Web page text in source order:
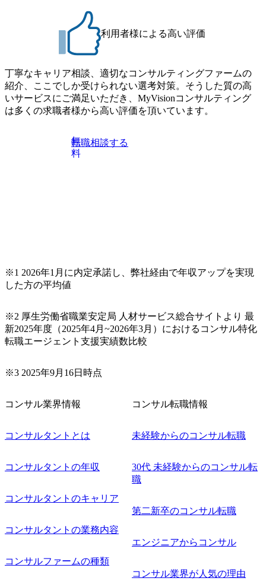
利用者様による高い評価
丁寧なキャリア相談、適切なコンサルティングファームの
紹介、ここでしか受けられない選考対策。そうした質の高
いサービスにご満足いただき、MyVisionコンサルティング
は多くの求職者様から高い評価を頂いています。
無
料
転職相談する
※1 2026年1月に内定承諾し、弊社経由で年収アップを実現
した方の平均値
※2 厚生労働省職業安定局 人材サービス総合サイトより 最
新2025年度（2025年4月~2026年3月）におけるコンサル特化
転職エージェント支援実績数比較
※3 2025年9月16日時点
コンサル業界情報
コンサルタントとは
コンサルタントの年収
コンサルタントのキャリア
コンサルタントの業務内容
コンサルファームの種類
コンサル転職情報
未経験からのコンサル転職
30代 未経験からのコンサル転
職
第二新卒のコンサル転職
エンジニアからコンサル
コンサル業界が人気の理由